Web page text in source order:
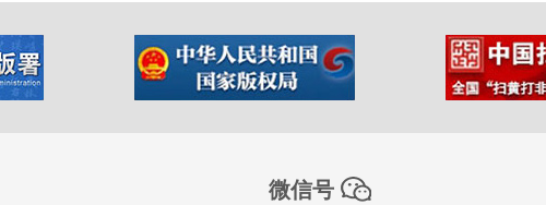
微信号